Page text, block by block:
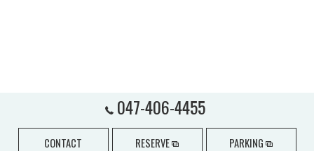
047-406-4455
CONTACT RESERVE PARKING